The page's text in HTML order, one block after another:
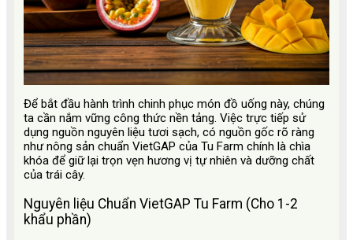
Để bắt đầu hành trình chinh phục món đồ uống này, chúng
ta cần nắm vững công thức nền tảng. Việc trực tiếp sử
dụng nguồn nguyên liệu tươi sạch, có nguồn gốc rõ ràng
như nông sản chuẩn VietGAP của Tu Farm chính là chìa
khóa để giữ lại trọn vẹn hương vị tự nhiên và dưỡng chất
của trái cây.
Nguyên liệu Chuẩn VietGAP Tu Farm (Cho 1-2
khẩu phần)